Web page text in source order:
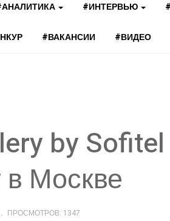
#ИНТЕРВЬЮ
#ВАКАНСИИ #ВИДЕО
by Sofitel
Москве
ПРОСМОТРОВ: 1347